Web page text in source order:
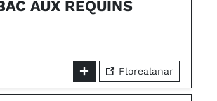
AUX REQUINS
Florealanar